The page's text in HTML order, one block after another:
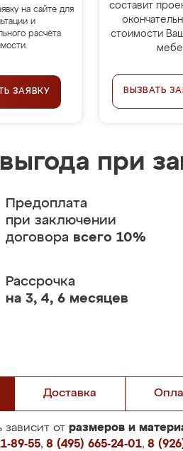
на сайте для
и
расчёта
ЗАЯВКУ
составит
стоимости
ВЫЗВАТЬ
при
Предоплата
при заключении
договора всего 10%
Рассрочка
на 3, 4, 6 месяцев
Доставка
зависит от размеров и
89-55, 8 (495) 665-24-01, 8